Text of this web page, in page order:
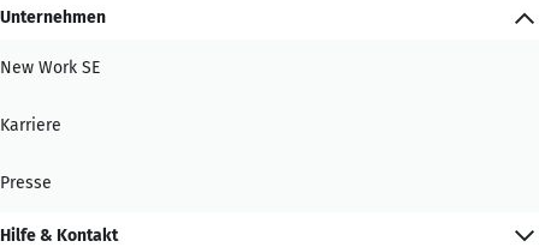
Unternehmen
New Work SE
Karriere
Presse
Hilfe & Kontakt